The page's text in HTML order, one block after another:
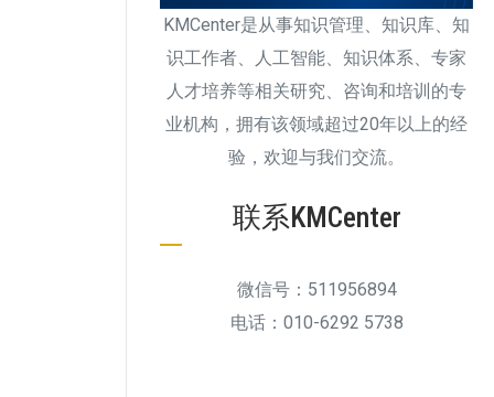
KMCenter是从事知识管理、知识库、知
识工作者、人工智能、知识体系、专家
人才培养等相关研究、咨询和培训的专
业机构，拥有该领域超过20年以上的经
验，欢迎与我们交流。
联系KMCenter
微信号：511956894
电话：010-6292 5738